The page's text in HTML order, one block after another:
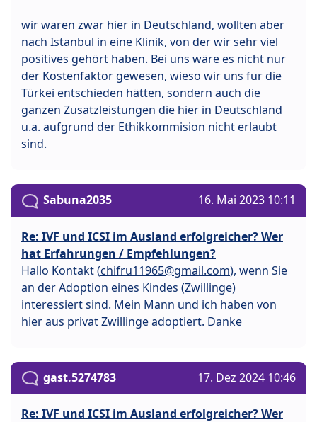
wir waren zwar hier in Deutschland, wollten aber
nach Istanbul in eine Klinik, von der wir sehr viel
positives gehört haben. Bei uns wäre es nicht nur
der Kostenfaktor gewesen, wieso wir uns für die
Türkei entschieden hätten, sondern auch die
ganzen Zusatzleistungen die hier in Deutschland
u.a. aufgrund der Ethikkommision nicht erlaubt
sind.
Sabuna2035 16. Mai 2023 10:11
Re: IVF und ICSI im Ausland erfolgreicher? Wer
hat Erfahrungen / Empfehlungen?
Hallo Kontakt (chifru11965@gmail.com), wenn Sie
an der Adoption eines Kindes (Zwillinge)
interessiert sind. Mein Mann und ich haben von
hier aus privat Zwillinge adoptiert. Danke
gast.5274783 17. Dez 2024 10:46
Re: IVF und ICSI im Ausland erfolgreicher? Wer